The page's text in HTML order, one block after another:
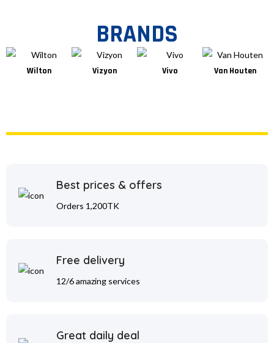
BRANDS
Wilton Vizyon Vivo Van Houten
Best prices & offers
Orders 1,200TK
Free delivery
12/6 amazing services
Great daily deal